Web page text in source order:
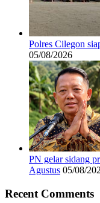
Polres Cilegon
05/08/2026
PN gelar sidang
Agustus 05/08/
Recent Comments